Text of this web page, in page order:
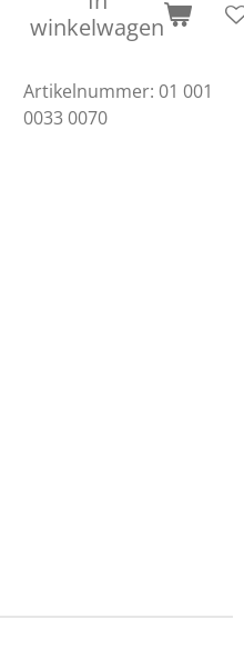
winkelwagen
Artikelnummer: 01 001
0033 0070